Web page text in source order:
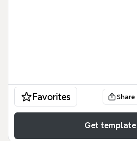
Favorites Share
Get template